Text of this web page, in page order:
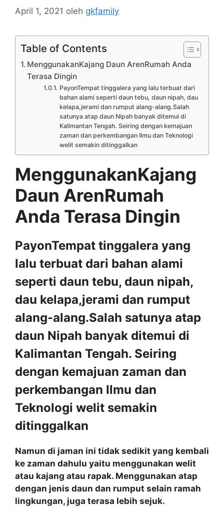
April 1, 2021 oleh gkfamily
Table of Contents
MenggunakanKajang Daun ArenRumah Anda
Terasa Dingin
PayonTempat tinggalera yang lalu terbuat dari
bahan alami seperti daun tebu, daun nipah, dau
kelapa,jerami dan rumput alang-alang.Salah
satunya atap daun Nipah banyak ditemui di
Kalimantan Tengah. Seiring dengan kemajuan
zaman dan perkembangan Ilmu dan Teknologi
welit semakin ditinggalkan
MenggunakanKajang
Daun ArenRumah
Anda Terasa Dingin
PayonTempat tinggalera yang
lalu terbuat dari bahan alami
seperti daun tebu, daun nipah,
dau kelapa,jerami dan rumput
alang-alang.Salah satunya atap
daun Nipah banyak ditemui di
Kalimantan Tengah. Seiring
dengan kemajuan zaman dan
perkembangan Ilmu dan
Teknologi welit semakin
ditinggalkan
Namun di jaman ini tidak sedikit yang kembali
ke zaman dahulu yaitu menggunakan welit
atau kajang atau rapak. Menggunakan atap
dengan jenis daun dan rumput selain ramah
lingkungan, juga terasa lebih sejuk.